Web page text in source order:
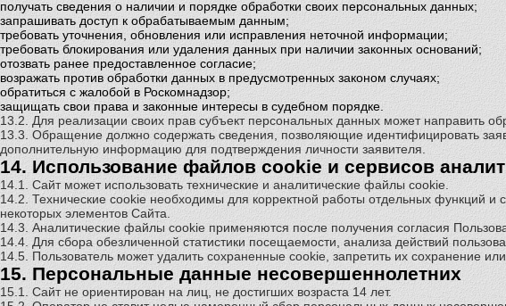
получать сведения о наличии и порядке обработки своих персональных данных;
запрашивать доступ к обрабатываемым данным;
требовать уточнения, обновления или исправления неточной информации;
требовать блокирования или удаления данных при наличии законных оснований;
отозвать ранее предоставленное согласие;
возражать против обработки данных в предусмотренных законом случаях;
обратиться с жалобой в Роскомнадзор;
защищать свои права и законные интересы в судебном порядке.
13.2. Для реализации своих прав субъект персональных данных может направить
13.3. Обращение должно содержать сведения, позволяющие идентифицировать
дополнительную информацию для подтверждения личности заявителя.
14. Использование файлов cookie и сервисов
14.1. Сайт может использовать технические и аналитические файлы cookie.
14.2. Технические cookie необходимы для корректной работы отдельных функций
некоторых элементов Сайта.
14.3. Аналитические файлы cookie применяются после получения согласия
14.4. Для сбора обезличенной статистики посещаемости, анализа действий
14.5. Пользователь может удалить сохраненные cookie, запретить их сохранение
15. Персональные данные несовершеннолетних
15.1. Сайт не ориентирован на лиц, не достигших возраста 14 лет.